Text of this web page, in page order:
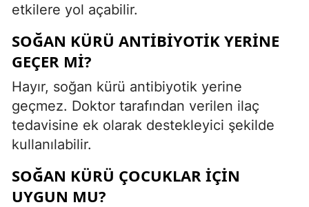
etkilere yol açabilir.
SOĞAN KÜRÜ ANTIBIYOTIK YERINE
GEÇER MI?
Hayır, soğan kürü antibiyotik yerine
geçmez. Doktor tarafından verilen ilaç
tedavisine ek olarak destekleyici şekilde
kullanılabilir.
SOĞAN KÜRÜ ÇOCUKLAR IÇIN
UYGUN MU?